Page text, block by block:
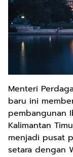
Menteri
baru ini
pembangunan
Kalimantan
menjadi pusat
setara dengan